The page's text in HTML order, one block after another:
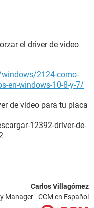
el driver de video
2124-como-
en-windows-10-8-y-7/
de video para tu placa
12392-driver-de-
Carlos Villagómez
Manager - CCM en Español